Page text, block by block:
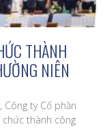
THÀNH
NIÊN
Công ty Cổ phần
chức thành công